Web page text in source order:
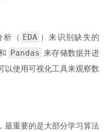
析（ EDA ）来识别缺失的
Pandas
来存储数据并进
以使用可视化工具来观察数
最重要的是大部分学习算法